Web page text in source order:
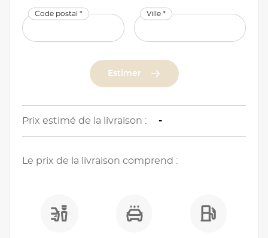
Code postal * Ville *
Estimer
Prix estimé de la livraison : -
Le prix de la livraison comprend :